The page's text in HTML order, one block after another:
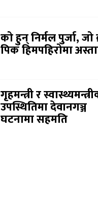
को हुन् निर्मल पुर्जा, जो
पिक हिमपहिरोमा
गृहमन्त्री र
उपस्थितिमा देवानगञ्ज
घटनामा सहमति